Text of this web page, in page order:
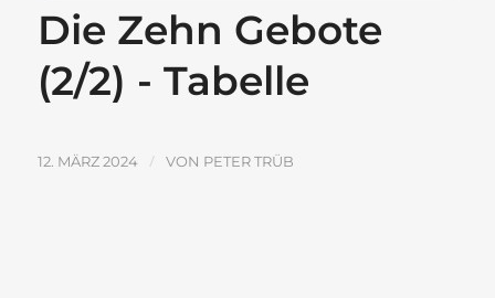
Die Zehn Gebote
(2/2) - Tabelle
12. MÄRZ 2024 / VON PETER TRÜB